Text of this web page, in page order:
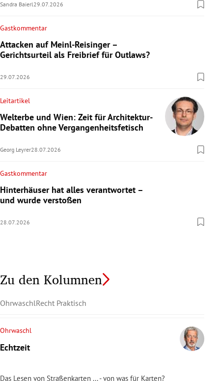
Sandra Baierl29.07.2026
Gastkommentar
Attacken auf Meinl-Reisinger –
Gerichtsurteil als Freibrief für Outlaws?
29.07.2026
Leitartikel
Welterbe und Wien: Zeit für Architektur-
Debatten ohne Vergangenheitsfetisch
Georg Leyrer28.07.2026
Gastkommentar
Hinterhäuser hat alles verantwortet –
und wurde verstoßen
28.07.2026
Zu den Kolumnen
OhrwaschlRecht Praktisch
Ohrwaschl
Echtzeit
Das Lesen von Straßenkarten ... - von was für Karten?